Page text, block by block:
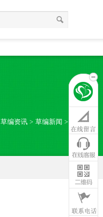
稻夫草编制品厂
草编资讯 > 草编新闻 >